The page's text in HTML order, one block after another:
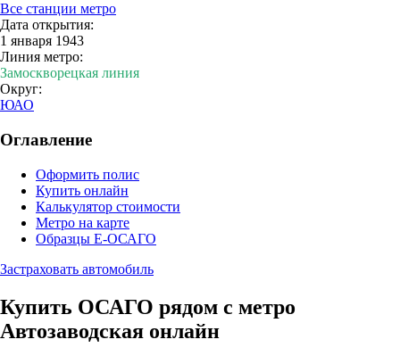
Все станции метро
Дата открытия:
1 января 1943
Линия метро:
Замоскворецкая линия
Округ:
ЮАО
Оглавление
Оформить полис
Купить онлайн
Калькулятор стоимости
Метро на карте
Образцы Е-ОСАГО
Застраховать автомобиль
Купить ОСАГО рядом с метро
Автозаводская онлайн